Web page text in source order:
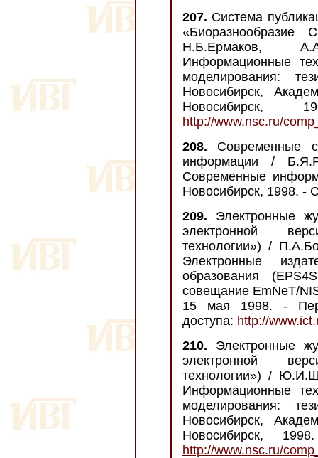
207. Система
Н.Б.Ермаков,
Информационные
моделирования:
Новосибирск,
http://www.nsc.ru/
208. Современные
информации /
Современные
Новосибирск, 1998. -
209. Электронные
электронной
технологии») /
Электронные
образования
совещание EmNeT/
15 мая 1998. -
доступа: http://
210. Электронные
электронной
технологии») /
Информационные
моделирования:
Новосибирск,
Новосибирск,
http://www.nsc.ru/